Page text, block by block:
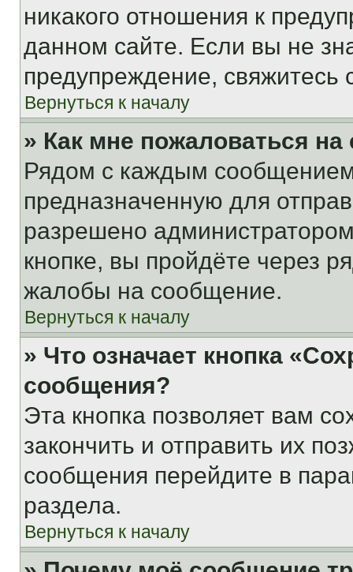
никакого отношения к
данном сайте. Если вы не
предупреждение,
Вернуться к началу
» Как мне пожаловаться
Рядом с каждым сообщением
предназначенную для
разрешено
кнопке, вы пройдёте через
жалобы на сообщение.
Вернуться к началу
» Что означает кнопка
сообщения?
Эта кнопка позволяет вам
закончить и отправить их
сообщения перейдите в
раздела.
Вернуться к началу